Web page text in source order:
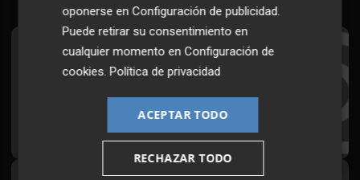
Suscríbete al Boletín
¡Quiero suscribirme!
oponerse enConfiguración de publicidad.
Puede retirar su consentimiento en
cualquier momento enConfiguración de
cookies.Política de privacidad
ACEPTAR TODO
RECHAZAR TODO